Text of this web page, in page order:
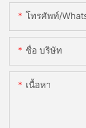
โทรศัพท์/
ชื่อ บริษัท
เนื้อหา